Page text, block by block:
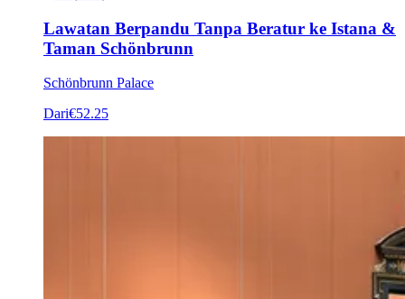
Lawatan Berpandu Tanpa Beratur ke Istana &
Taman Schönbrunn
Schönbrunn Palace
Dari€52.25